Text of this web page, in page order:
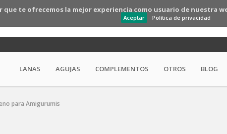
que te ofrecemos la mejor experiencia como usuario de nuestra
Aceptar Política de privacidad
LANAS AGUJAS COMPLEMENTOS OTROS BLOG
para Amigurumis